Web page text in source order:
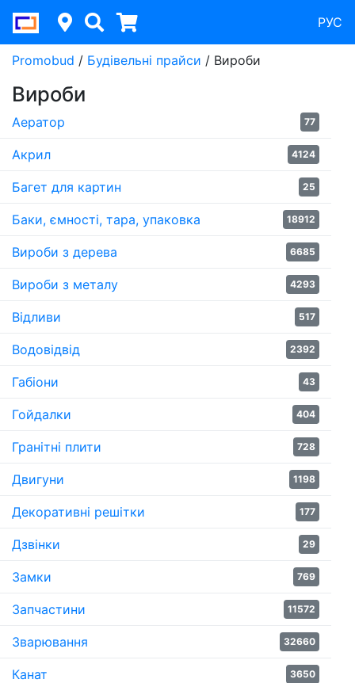
РУС
Promobud / Будівельні прайси / Вироби
Вироби
Аератор 77
Акрил 4124
Багет для картин 25
Баки, ємності, тара, упаковка 18912
Вироби з дерева 6685
Вироби з металу 4293
Відливи 517
Водовідвід 2392
Габіони 43
Гойдалки 404
Гранітні плити 728
Двигуни 1198
Декоративні решітки 177
Дзвінки 29
Замки 769
Запчастини 11572
Зварювання 32660
Канат 3650